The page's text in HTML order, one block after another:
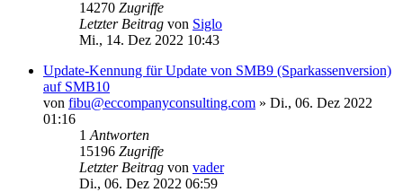
14270 Zugriffe
Letzter Beitrag von Siglo
Mi., 14. Dez 2022 10:43
Update-Kennung für Update von SMB9 (Sparkassenversion)
auf SMB10
von fibu@eccompanyconsulting.com » Di., 06. Dez 2022
01:16
1 Antworten
15196 Zugriffe
Letzter Beitrag von vader
Di., 06. Dez 2022 06:59